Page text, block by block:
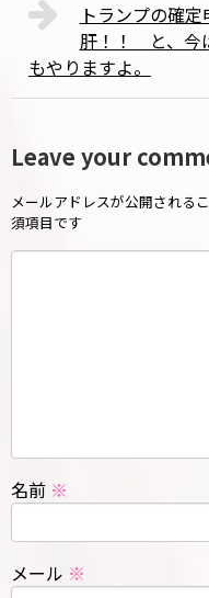
トランプの確
肝！！ と、今
もやりますよ。
Leave your
メールアドレスが公開される
須項目です
名前 ※
メール ※